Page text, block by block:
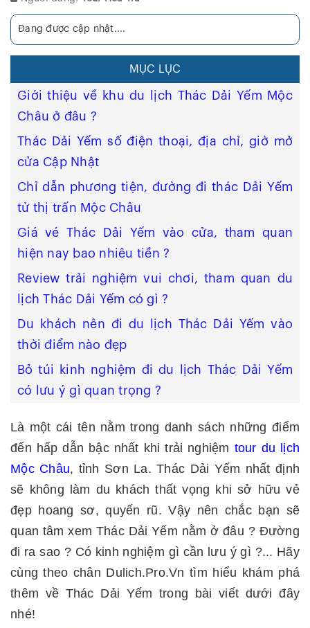
Đang được cập nhật....
MỤC LỤC
Giới thiệu về khu du lịch Thác Dải Yếm Mộc
Châu ở đâu ?
Thác Dải Yếm số điện thoại, địa chỉ, giờ mở
cửa Cập Nhật
Chỉ dẫn phương tiện, đường đi thác Dải Yếm
từ thị trấn Mộc Châu
Giá vé Thác Dải Yếm vào cửa, tham quan
hiện nay bao nhiêu tiền ?
Review trải nghiệm vui chơi, tham quan du
lịch Thác Dải Yếm có gì ?
Du khách nên đi du lịch Thác Dải Yếm vào
thời điểm nào đẹp
Bỏ túi kinh nghiệm đi du lịch Thác Dải Yếm
có lưu ý gì quan trọng ?
Là một cái tên nằm trong danh sách những điểm
đến hấp dẫn bậc nhất khi trải nghiệm tour du lịch
Mộc Châu, tỉnh Sơn La. Thác Dải Yếm nhất định
sẽ không làm du khách thất vọng khi sở hữu vẻ
đẹp hoang sơ, quyến rũ. Vậy nên chắc bạn sẽ
quan tâm xem Thác Dải Yếm nằm ở đâu ? Đường
đi ra sao ? Có kinh nghiệm gì cần lưu ý gì ?... Hãy
cùng theo chân Dulich.Pro.Vn tìm hiểu khám phá
thêm về Thác Dải Yếm trong bài viết dưới đây
nhé!